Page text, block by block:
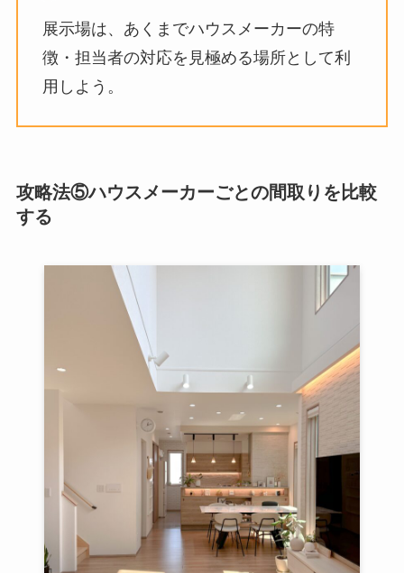
展示場は、あくまでハウスメーカーの特
徴・担当者の対応を見極める場所として利
用しよう。
攻略法⑤ハウスメーカーごとの間取りを比較
する